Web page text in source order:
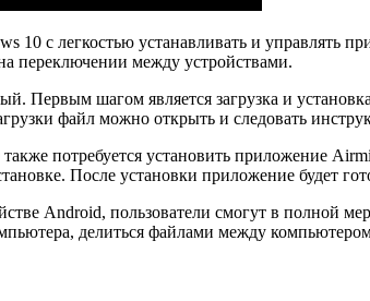
10 с легкостью устанавливать и управлять
переключении между устройствами.
Первым шагом является загрузка и
файл можно открыть и следовать
потребуется установить приложение
После установки приложение будет
Android, пользователи смогут в полной
делиться файлами между